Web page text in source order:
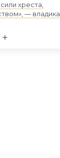
хреста,
— владика